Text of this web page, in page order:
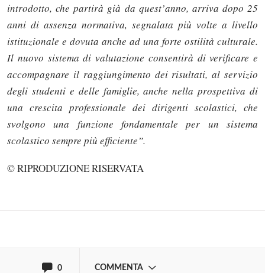
introdotto, che partirà già da quest’anno, arriva dopo 25
anni di assenza normativa, segnalata più volte a livello
istituzionale e dovuta anche ad una forte ostilità culturale.
Il nuovo sistema di valutazione consentirà di verificare e
accompagnare il raggiungimento dei risultati, al servizio
degli studenti e delle famiglie, anche nella prospettiva di
una crescita professionale dei dirigenti scolastici, che
svolgono una funzione fondamentale per un sistema
scolastico sempre più efficiente”.
© RIPRODUZIONE RISERVATA
0 COMMENTA
Solo gli utenti registrati possono
commentare!